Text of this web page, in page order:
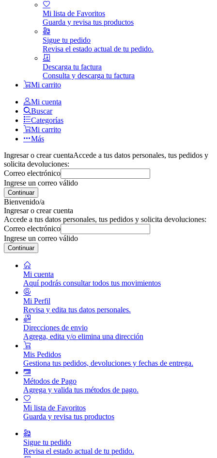
Mi lista de Favoritos
Guarda y revisa tus productos
Sigue tu pedido
Revisa el estado actual de tu pedido.
Descarga tu factura
Consulta y descarga tu factura
Mi carrito
Mi cuenta
Buscar
Categorías
Mi carrito
Más
Ingresar o crear cuentaAccede a tus datos personales, tus pedidos y
solicita devoluciones:
Correo electrónico
Ingrese un correo válido
Continuar
Bienvenido/a
Ingresar o crear cuenta
Accede a tus datos personales, tus pedidos y solicita devoluciones:
Correo electrónico
Ingrese un correo válido
Continuar
Mi cuenta
Aquí podrás consultar todos tus movimientos
Mi Perfil
Revisa y edita tus datos personales.
Direcciones de envio
Agrega, edita y/o elimina una dirección
Mis Pedidos
Gestiona tus pedidos, devoluciones y fechas de entrega.
Métodos de Pago
Agrega y valida tus métodos de pago.
Mi lista de Favoritos
Guarda y revisa tus productos
Sigue tu pedido
Revisa el estado actual de tu pedido.